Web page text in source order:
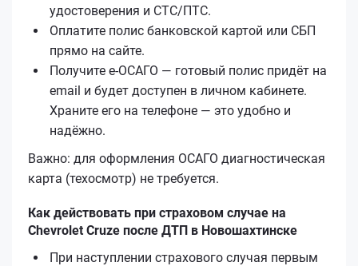
удостоверения и СТС/ПТС.
Оплатите полис банковской картой или СБП
прямо на сайте.
Получите е‑ОСАГО — готовый полис придёт на
email и будет доступен в личном кабинете.
Храните его на телефоне — это удобно и
надёжно.
Важно: для оформления ОСАГО диагностическая
карта (техосмотр) не требуется.
Как действовать при страховом случае на
Chevrolet Cruze после ДТП в Новошахтинске
При наступлении страхового случая первым